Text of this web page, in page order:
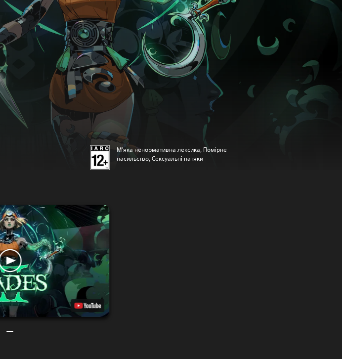
М’яка ненормативна лексика, Помірне
насильство, Сексуальні натяки